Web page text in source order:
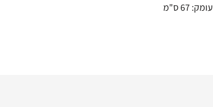
עומק: 67 ס"מ